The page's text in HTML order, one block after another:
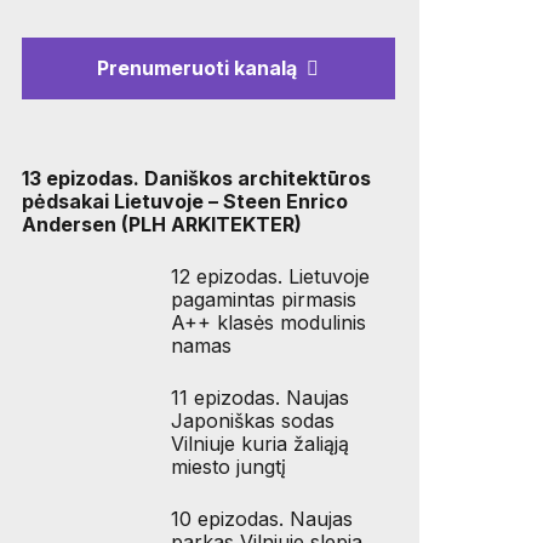
Prenumeruoti kanalą
13 epizodas. Daniškos architektūros
pėdsakai Lietuvoje – Steen Enrico
Andersen (PLH ARKITEKTER)
12 epizodas. Lietuvoje
pagamintas pirmasis
A++ klasės modulinis
namas
11 epizodas. Naujas
Japoniškas sodas
Vilniuje kuria žaliąją
miesto jungtį
10 epizodas. Naujas